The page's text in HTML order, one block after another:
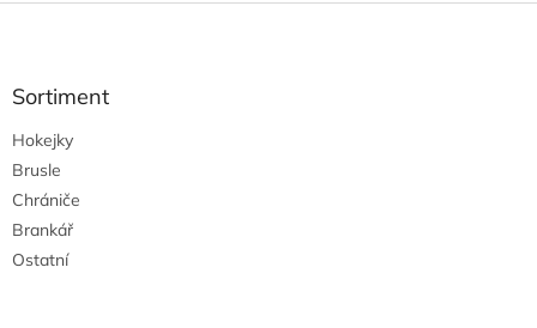
Sortiment
Hokejky
Brusle
Chrániče
Brankář
Ostatní